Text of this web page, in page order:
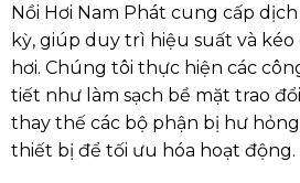
Nồi Hơi Nam Phát cung cấp
kỳ, giúp duy trì hiệu suất và
hơi. Chúng tôi thực hiện các
tiết như làm sạch bề mặt trao
thay thế các bộ phận bị hư
thiết bị để tối ưu hóa hoạt động.